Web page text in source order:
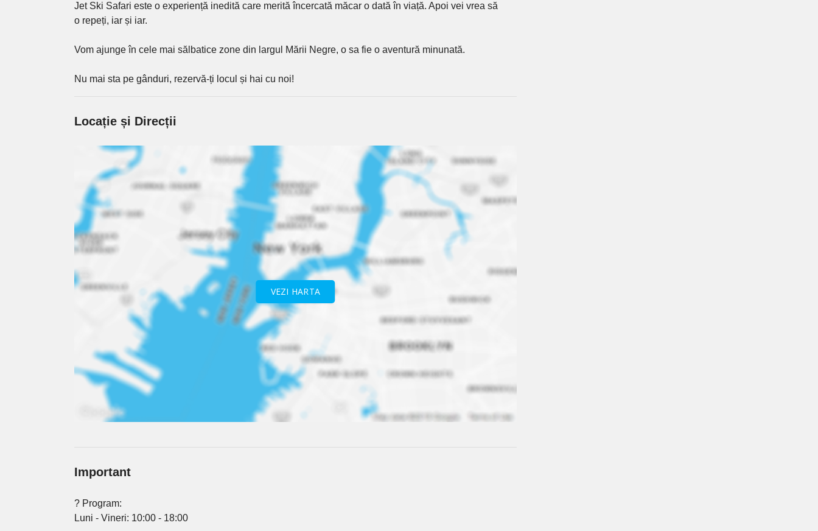
Jet Ski Safari este o experiență inedită care merită încercată măcar o dată în viață. Apoi vei vrea să
o repeți, iar și iar.
Vom ajunge în cele mai sălbatice zone din largul Mării Negre, o sa fie o aventură minunată.
Nu mai sta pe gânduri, rezervă-ți locul și hai cu noi!
Locație și Direcții
VEZI HARTA
Important
? Program:
Luni - Vineri: 10:00 - 18:00